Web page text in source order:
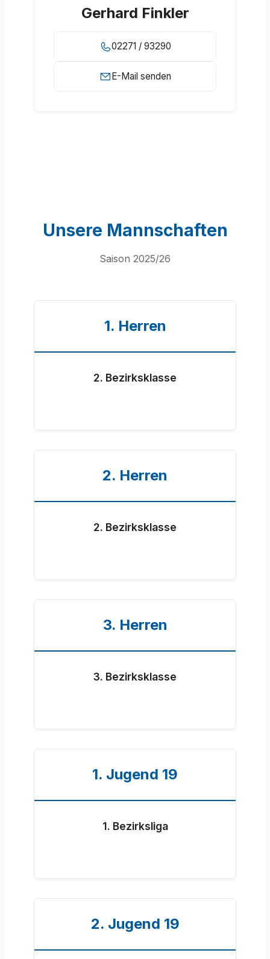
Gerhard Finkler
02271 / 93290
E-Mail senden
Unsere Mannschaften
Saison 2025/26
1. Herren
2. Bezirksklasse
2. Herren
2. Bezirksklasse
3. Herren
3. Bezirksklasse
1. Jugend 19
1. Bezirksliga
2. Jugend 19